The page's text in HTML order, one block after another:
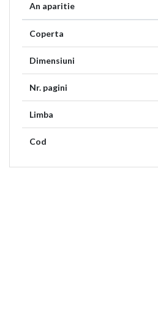
An aparitie
Coperta
Dimensiuni
Nr. pagini
Limba
Cod